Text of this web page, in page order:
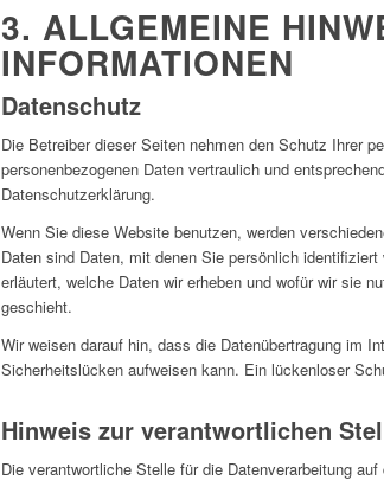
3. ALLGEMEINE
INFORMATIONEN
Datenschutz
Die Betreiber dieser Seiten nehmen den Schutz Ihrer
personenbezogenen Daten vertraulich und
Datenschutzerklärung.
Wenn Sie diese Website benutzen, werden
Daten sind Daten, mit denen Sie persönlich
erläutert, welche Daten wir erheben und wofür wir sie
geschieht.
Wir weisen darauf hin, dass die Datenübertragung im
Sicherheitslücken aufweisen kann. Ein lückenloser
Hinweis zur verantwortlichen
Die verantwortliche Stelle für die Datenverarbeitung